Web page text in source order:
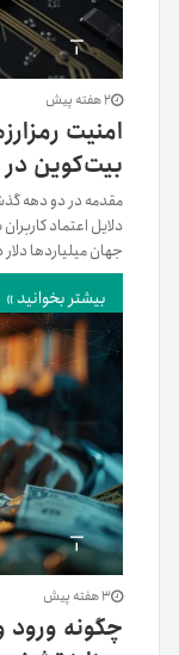
2 هفته پیش
امنیت
بیت‌کوین
مقدمه در دو دهه
دلایل اعتماد
جهان میلیاردها
بیشتر بخوانید »
3 هفته پیش
چگونه ورود